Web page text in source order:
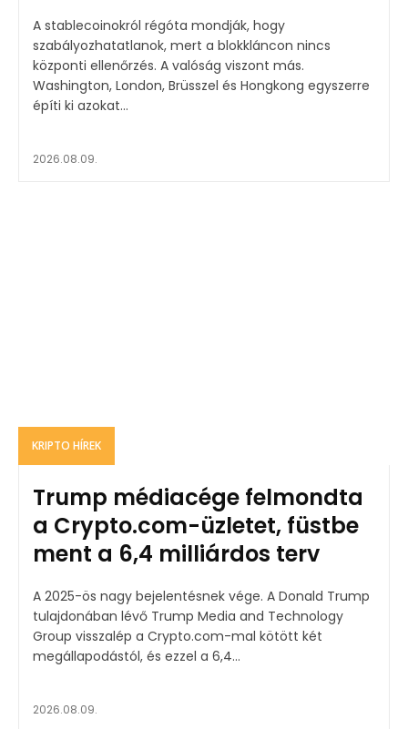
A stablecoinokról régóta mondják, hogy
szabályozhatatlanok, mert a blokkláncon nincs
központi ellenőrzés. A valóság viszont más.
Washington, London, Brüsszel és Hongkong egyszerre
építi ki azokat...
2026.08.09.
KRIPTO HÍREK
Trump médiacége felmondta
a Crypto.com-üzletet, füstbe
ment a 6,4 milliárdos terv
A 2025-ös nagy bejelentésnek vége. A Donald Trump
tulajdonában lévő Trump Media and Technology
Group visszalép a Crypto.com-mal kötött két
megállapodástól, és ezzel a 6,4...
2026.08.09.